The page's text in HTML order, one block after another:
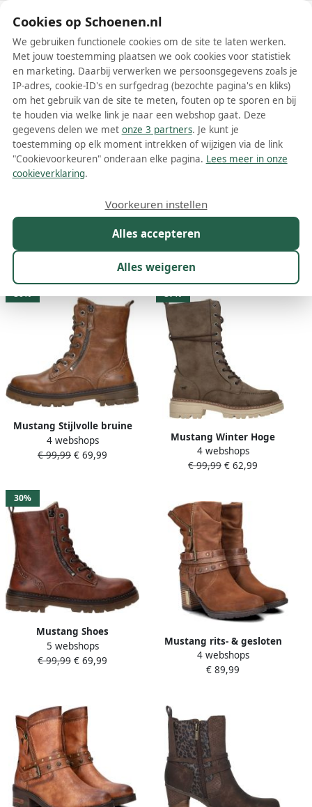
Schoenen.nl
Wis filters Alle filters
Bruine MUSTANG dames laarzen
Meer lezen
Kleur 1
50 resultaten:
30%
Mustang Stijlvolle bruine
veterschoenen voor dames
Brown Dames
4 webshops
€ 99,99 € 69,99
37%
Mustang Winter Hoge
Veterschoen Beige Dames
4 webshops
€ 99,99 € 62,99
30%
Mustang Shoes
Veterlaarsjes zipper boots
lace-up boots short boots
5 webshops
€ 99,99 € 69,99
Mustang rits- & gesloten
boots
4 webshops
€ 89,99
Cookies op Schoenen.nl
We gebruiken functionele cookies om de site te laten werken.
Met jouw toestemming plaatsen we ook cookies voor statistiek
en marketing. Daarbij verwerken we persoonsgegevens zoals je
IP-adres, cookie-ID's en surfgedrag (bezochte pagina's en kliks)
om het gebruik van de site te meten, fouten op te sporen en bij
te houden via welke link je naar een webshop gaat. Deze
gegevens delen we met onze 3 partners. Je kunt je
toestemming op elk moment intrekken of wijzigen via de link
"Cookievoorkeuren" onderaan elke pagina. Lees meer in onze
cookieverklaring.
Alles accepteren
Alles weigeren
Voorkeuren instellen